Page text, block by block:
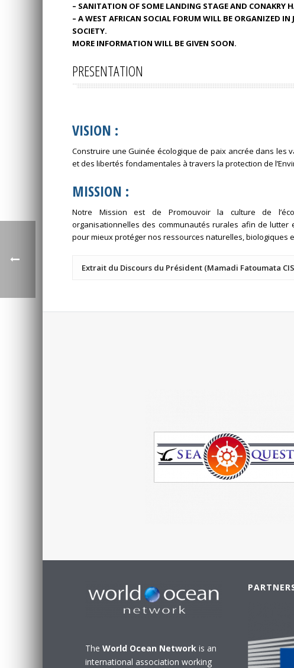
– SANITATION OF SOME LANDING STAGE AND CONAKRY
– A WEST AFRICAN SOCIAL FORUM WILL BE ORGANIZED
SOCIETY.
MORE INFORMATION WILL BE GIVEN SOON.
PRESENTATION
VISION :
Construire une Guinée écologique de paix ancrée dans
et des libertés fondamentales à travers la protection de
MISSION :
Notre Mission est de Promouvoir la culture de
organisationnelles des communautés rurales afin de
pour mieux protéger nos ressources naturelles, biologiques
Extrait du Discours du Président (Mamadi Fatoumata
The World Ocean Network is an
international association working